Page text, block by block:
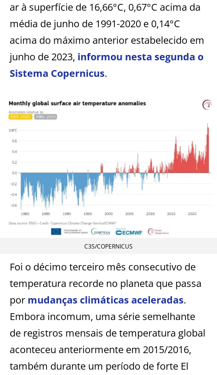
ar à superfície de 16,66°C, 0,67°C acima da
média de junho de 1991-2020 e 0,14°C
acima do máximo anterior estabelecido em
junho de 2023, informou nesta segunda o
Sistema Copernicus.
C3S/COPERNICUS
Foi o décimo terceiro mês consecutivo de
temperatura recorde no planeta que passa
por mudanças climáticas aceleradas.
Embora incomum, uma série semelhante
de registros mensais de temperatura global
aconteceu anteriormente em 2015/2016,
também durante um período de forte El